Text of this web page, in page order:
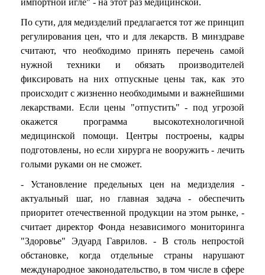
импортной игле" - на этот раз медицинской.
По сути, для медизделий предлагается тот же принцип
регулирования цен, что и для лекарств. В минздраве
считают, что необходимо принять перечень самой
нужной техники и обязать производителей
фиксировать на них отпускные цены так, как это
происходит с жизненно необходимыми и важнейшими
лекарствами. Если цены "отпустить" - под угрозой
окажется программа высокотехнологичной
медицинской помощи. Центры построены, кадры
подготовлены, но если хирурга не вооружить - лечить
голыми руками он не сможет.
- Установление предельных цен на медизделия -
актуальный шаг, но главная задача - обеспечить
приоритет отечественной продукции на этом рынке, -
считает директор Фонда независимого мониторинга
"Здоровье" Эдуард Гаврилов. - В столь непростой
обстановке, когда отдельные страны нарушают
международное законодательство, в том числе в сфере